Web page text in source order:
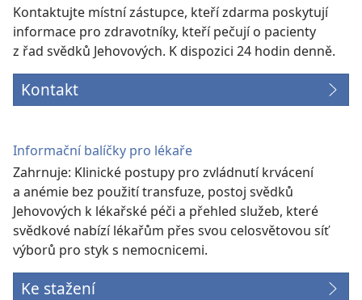
Kontaktujte místní zástupce, kteří zdarma poskytují
informace pro zdravotníky, kteří pečují o pacienty
z řad svědků Jehovových. K dispozici 24 hodin denně.
Kontakt
Informační balíčky pro lékaře
Zahrnuje: Klinické postupy pro zvládnutí krvácení
a anémie bez použití transfuze, postoj svědků
Jehovových k lékařské péči a přehled služeb, které
svědkové nabízí lékařům přes svou celosvětovou síť
výborů pro styk s nemocnicemi.
Ke stažení